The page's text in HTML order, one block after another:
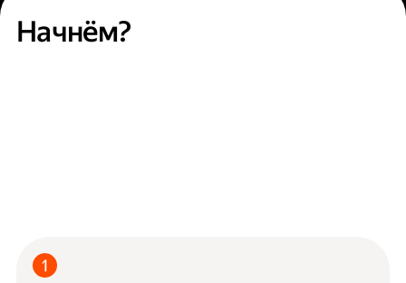
Начнём?